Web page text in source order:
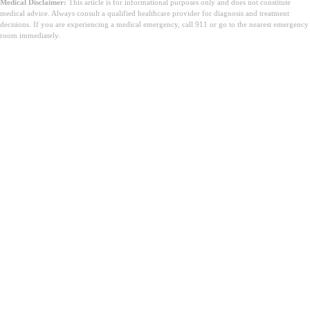
Medical Disclaimer: This article is for informational purposes only and does not constitute
medical advice. Always consult a qualified healthcare provider for diagnosis and treatment
decisions. If you are experiencing a medical emergency, call 911 or go to the nearest emergency
room immediately.